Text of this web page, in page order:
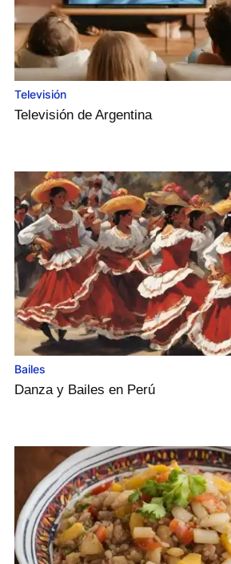
Televisión
Televisión de Argentina
Bailes
Danza y Bailes en Perú